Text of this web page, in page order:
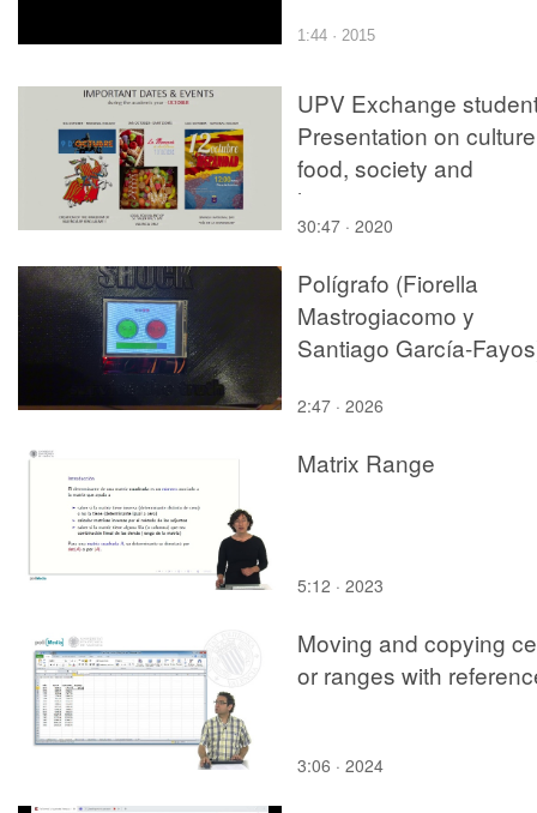
1:44 · 2015
UPV Exchange
Presentation on
food, society and
languages
30:47 · 2020
Polígrafo (Fiorella
Mastrogiacomo y
Santiago García-
2:47 · 2026
Matrix Range
5:12 · 2023
Moving and copying
or ranges with
3:06 · 2024